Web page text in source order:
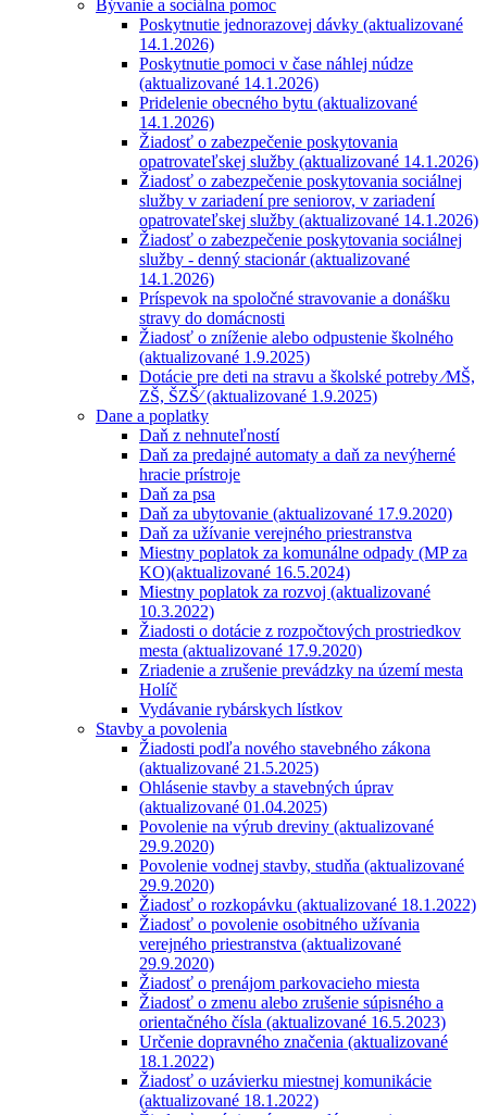
Bývanie a sociálna pomoc
Poskytnutie jednorazovej dávky (aktualizované
14.1.2026)
Poskytnutie pomoci v čase náhlej núdze
(aktualizované 14.1.2026)
Pridelenie obecného bytu (aktualizované
14.1.2026)
Žiadosť o zabezpečenie poskytovania
opatrovateľskej služby (aktualizované 14.1.2026)
Žiadosť o zabezpečenie poskytovania sociálnej
služby v zariadení pre seniorov, v zariadení
opatrovateľskej služby (aktualizované 14.1.2026)
Žiadosť o zabezpečenie poskytovania sociálnej
služby - denný stacionár (aktualizované
14.1.2026)
Príspevok na spoločné stravovanie a donášku
stravy do domácnosti
Žiadosť o zníženie alebo odpustenie školného
(aktualizované 1.9.2025)
Dotácie pre deti na stravu a školské potreby ⁄MŠ,
ZŠ, ŠZŠ⁄ (aktualizované 1.9.2025)
Dane a poplatky
Daň z nehnuteľností
Daň za predajné automaty a daň za nevýherné
hracie prístroje
Daň za psa
Daň za ubytovanie (aktualizované 17.9.2020)
Daň za užívanie verejného priestranstva
Miestny poplatok za komunálne odpady (MP za
KO)(aktualizované 16.5.2024)
Miestny poplatok za rozvoj (aktualizované
10.3.2022)
Žiadosti o dotácie z rozpočtových prostriedkov
mesta (aktualizované 17.9.2020)
Zriadenie a zrušenie prevádzky na území mesta
Holíč
Vydávanie rybárskych lístkov
Stavby a povolenia
Žiadosti podľa nového stavebného zákona
(aktualizované 21.5.2025)
Ohlásenie stavby a stavebných úprav
(aktualizované 01.04.2025)
Povolenie na výrub dreviny (aktualizované
29.9.2020)
Povolenie vodnej stavby, studňa (aktualizované
29.9.2020)
Žiadosť o rozkopávku (aktualizované 18.1.2022)
Žiadosť o povolenie osobitného užívania
verejného priestranstva (aktualizované
29.9.2020)
Žiadosť o prenájom parkovacieho miesta
Žiadosť o zmenu alebo zrušenie súpisného a
orientačného čísla (aktualizované 16.5.2023)
Určenie dopravného značenia (aktualizované
18.1.2022)
Žiadosť o uzávierku miestnej komunikácie
(aktualizované 18.1.2022)